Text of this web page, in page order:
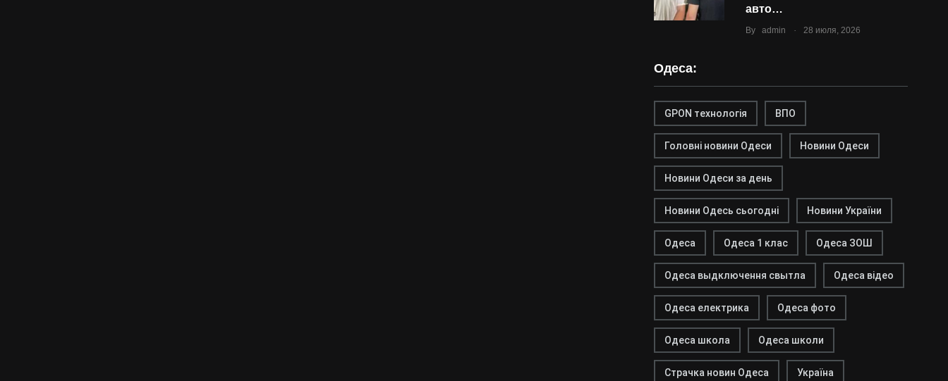
авто…
By admin . 28 июля, 2026
Одеса:
GPON технологія ВПО
Головні новини Одеси Новини Одеси
Новини Одеси за день
Новини Одесь сьогодні Новини України
Одеса Одеса 1 клас Одеса ЗОШ
Одеса выдключення свытла Одеса відео
Одеса електрика Одеса фото
Одеса школа Одеса школи
Страчка новин Одеса Україна